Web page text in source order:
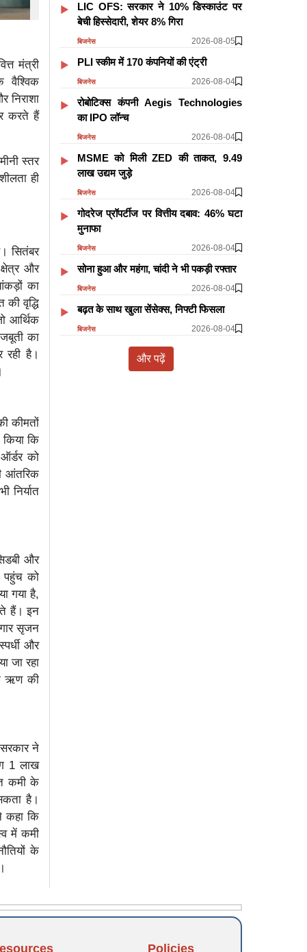
मंत्री
वैश्विक
करते हैं
स्तर
ही
सितंबर
और
का
वृद्धि
आर्थिक
का
है।
कीमतों
किया कि
को
आंतरिक
निर्यात
और
पहुंच को
गया है,
हैं। इन
सृजन
और
जा रहा
ऋण की
ने
1 लाख
कमी के
है।
कहा कि
में कमी
के
LIC OFS: सरकार ने 10% डिस्काउंट पर
बेची हिस्सेदारी, शेयर 8% गिरा
बिजनेस 2026-08-05
PLI स्कीम में 170 कंपनियों की एंट्री
बिजनेस 2026-08-04
रोबोटिक्स कंपनी Aegis Technologies
का IPO लॉन्च
बिजनेस 2026-08-04
MSME को मिली ZED की ताकत, 9.49
लाख उद्यम जुड़े
बिजनेस 2026-08-04
गोदरेज प्रॉपर्टीज पर वित्तीय दबाव: 46% घटा
मुनाफा
बिजनेस 2026-08-04
सोना हुआ और महंगा, चांदी ने भी पकड़ी रफ्तार
बिजनेस 2026-08-04
​​​​​​​बढ़त के साथ खुला सेंसेक्स, निफ्टी फिसला
बिजनेस 2026-08-04
और पढ़ें
Policies